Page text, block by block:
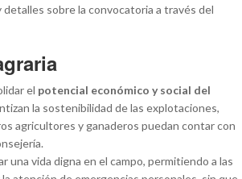
sobre la convocatoria a través del
el potencial económico y social del
la sostenibilidad de las explotaciones,
agricultores y ganaderos puedan contar con
una vida digna en el campo, permitiendo a las